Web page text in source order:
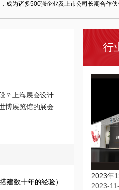
成为诸多500强企业及上市公司长期合作伙
？上海展会设计
博展览馆的展会
建数十年的经验）
行
2023年
2023-
2023年
2023-